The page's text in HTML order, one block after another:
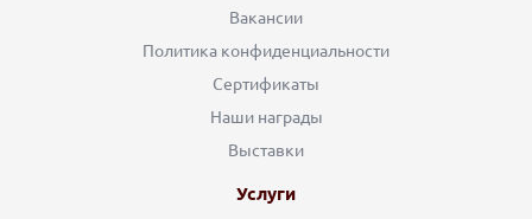
Вакансии
Политика конфиденциальности
Сертификаты
Наши награды
Выставки
Услуги